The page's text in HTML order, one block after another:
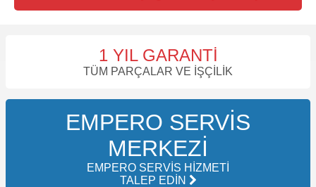
1 YIL GARANTI
TÜM PARÇALAR VE İŞÇILIK
EMPERO SERVIS
MERKEZI
EMPERO SERVIS HIZMETI
TALEP EDIN